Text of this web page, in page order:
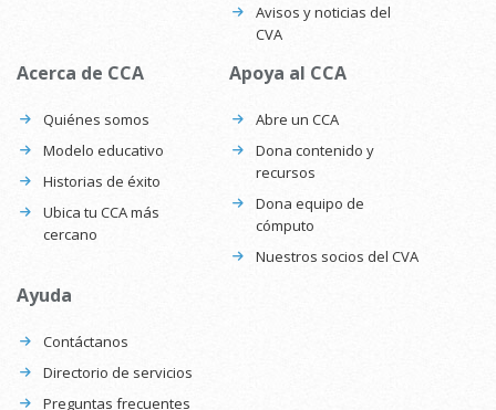
Avisos y noticias del
CVA
Acerca de CCA
Quiénes somos
Modelo educativo
Historias de éxito
Ubica tu CCA más
cercano
Apoya al CCA
Abre un CCA
Dona contenido y
recursos
Dona equipo de
cómputo
Nuestros socios del CVA
Ayuda
Contáctanos
Directorio de servicios
Preguntas frecuentes